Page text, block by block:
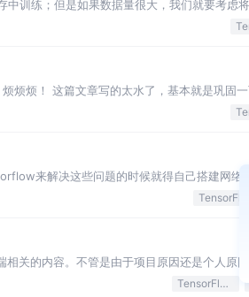
训练；但是如果数据量很大，我们就要考虑
烦烦！ 这篇文章写的太水了，基本就是巩固
来解决这些问题的时候就得自己搭建网络
关的内容。不管是由于项目原因还是个人原
TensorFlow